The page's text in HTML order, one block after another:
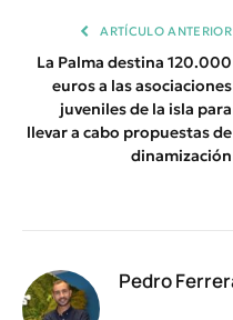
ARTÍCULO ANTERIOR
La Palma destina 120.000
euros a las asociaciones
juveniles de la isla para
llevar a cabo propuestas de
dinamización
Pedro